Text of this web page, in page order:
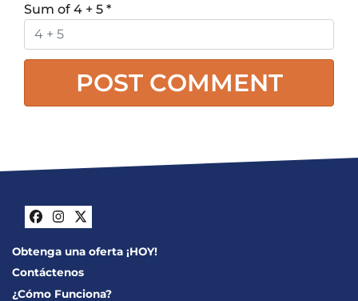
Sum of 4 + 5 *
Facebook
Instagram
Twitter
Obtenga una oferta ¡HOY!
Contáctenos
¿Cómo Funciona?